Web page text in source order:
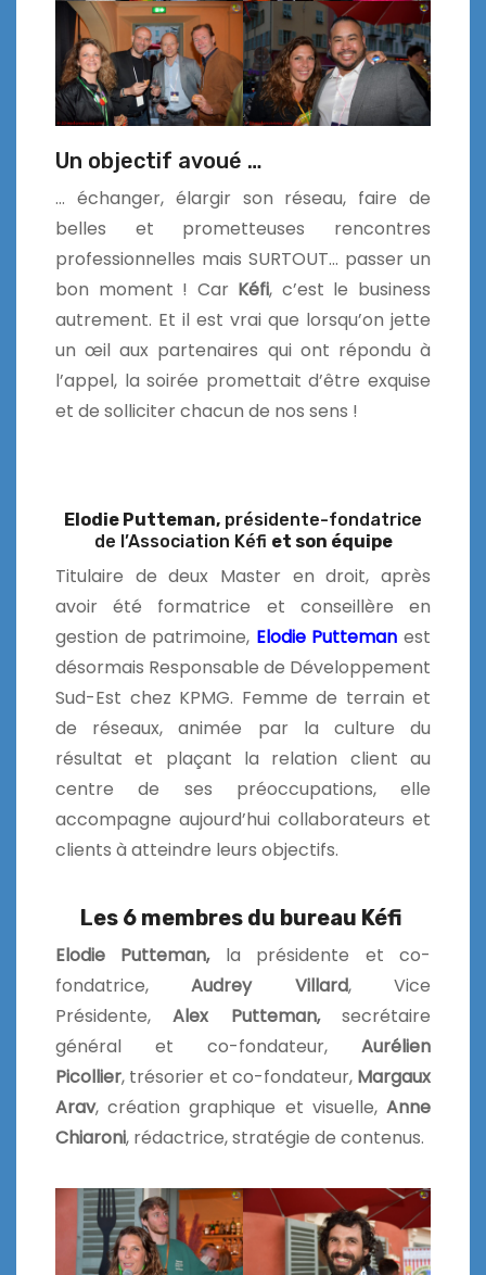
Un objectif avoué …
… échanger, élargir son réseau, faire de
belles et prometteuses rencontres
professionnelles mais SURTOUT… passer un
bon moment ! Car Kéfi, c’est le business
autrement. Et il est vrai que lorsqu’on jette
un œil aux partenaires qui ont répondu à
l’appel, la soirée promettait d’être exquise
et de solliciter chacun de nos sens !
Elodie Putteman, présidente-fondatrice
de l’Association Kéfi et son équipe
Titulaire de deux Master en droit, après
avoir été formatrice et conseillère en
gestion de patrimoine, Elodie Putteman est
désormais Responsable de Développement
Sud-Est chez KPMG. Femme de terrain et
de réseaux, animée par la culture du
résultat et plaçant la relation client au
centre de ses préoccupations, elle
accompagne aujourd’hui collaborateurs et
clients à atteindre leurs objectifs.
Les 6 membres du bureau Kéfi
Elodie Putteman,la présidente et co-
fondatrice,Audrey Villard, Vice
Présidente,Alex Putteman,secrétaire
général et co-fondateur, Aurélien
Picollier, trésorier et co-fondateur, Margaux
Arav, création graphique et visuelle, Anne
Chiaroni, rédactrice, stratégie de contenus.